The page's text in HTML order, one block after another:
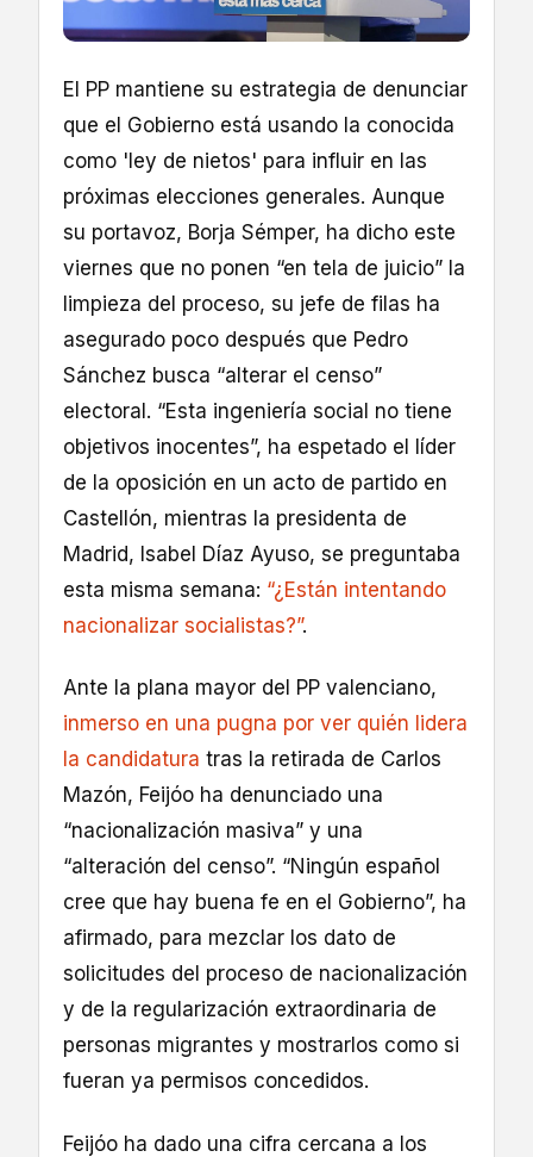
El PP mantiene su estrategia de denunciar
que el Gobierno está usando la conocida
como 'ley de nietos' para influir en las
próximas elecciones generales. Aunque
su portavoz, Borja Sémper, ha dicho este
viernes que no ponen “en tela de juicio” la
limpieza del proceso, su jefe de filas ha
asegurado poco después que Pedro
Sánchez busca “alterar el censo”
electoral. “Esta ingeniería social no tiene
objetivos inocentes”, ha espetado el líder
de la oposición en un acto de partido en
Castellón, mientras la presidenta de
Madrid, Isabel Díaz Ayuso, se preguntaba
esta misma semana: “¿Están intentando
nacionalizar socialistas?”.
Ante la plana mayor del PP valenciano,
inmerso en una pugna por ver quién lidera
la candidatura tras la retirada de Carlos
Mazón, Feijóo ha denunciado una
“nacionalización masiva” y una
“alteración del censo”. “Ningún español
cree que hay buena fe en el Gobierno”, ha
afirmado, para mezclar los dato de
solicitudes del proceso de nacionalización
y de la regularización extraordinaria de
personas migrantes y mostrarlos como si
fueran ya permisos concedidos.
Feijóo ha dado una cifra cercana a los